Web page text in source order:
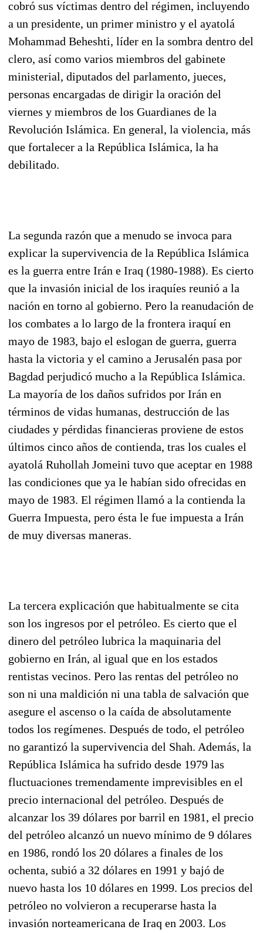
cobró sus víctimas dentro del régimen, incluyendo
a un presidente, un primer ministro y el ayatolá
Mohammad Beheshti, líder en la sombra dentro del
clero, así como varios miembros del gabinete
ministerial, diputados del parlamento, jueces,
personas encargadas de dirigir la oración del
viernes y miembros de los Guardianes de la
Revolución Islámica. En general, la violencia, más
que fortalecer a la República Islámica, la ha
debilitado.
La segunda razón que a menudo se invoca para
explicar la supervivencia de la República Islámica
es la guerra entre Irán e Iraq (1980-1988). Es cierto
que la invasión inicial de los iraquíes reunió a la
nación en torno al gobierno. Pero la reanudación de
los combates a lo largo de la frontera iraquí en
mayo de 1983, bajo el eslogan de guerra, guerra
hasta la victoria y el camino a Jerusalén pasa por
Bagdad perjudicó mucho a la República Islámica.
La mayoría de los daños sufridos por Irán en
términos de vidas humanas, destrucción de las
ciudades y pérdidas financieras proviene de estos
últimos cinco años de contienda, tras los cuales el
ayatolá Ruhollah Jomeini tuvo que aceptar en 1988
las condiciones que ya le habían sido ofrecidas en
mayo de 1983. El régimen llamó a la contienda la
Guerra Impuesta, pero ésta le fue impuesta a Irán
de muy diversas maneras.
La tercera explicación que habitualmente se cita
son los ingresos por el petróleo. Es cierto que el
dinero del petróleo lubrica la maquinaria del
gobierno en Irán, al igual que en los estados
rentistas vecinos. Pero las rentas del petróleo no
son ni una maldición ni una tabla de salvación que
asegure el ascenso o la caída de absolutamente
todos los regímenes. Después de todo, el petróleo
no garantizó la supervivencia del Shah. Además, la
República Islámica ha sufrido desde 1979 las
fluctuaciones tremendamente imprevisibles en el
precio internacional del petróleo. Después de
alcanzar los 39 dólares por barril en 1981, el precio
del petróleo alcanzó un nuevo mínimo de 9 dólares
en 1986, rondó los 20 dólares a finales de los
ochenta, subió a 32 dólares en 1991 y bajó de
nuevo hasta los 10 dólares en 1999. Los precios del
petróleo no volvieron a recuperarse hasta la
invasión norteamericana de Iraq en 2003. Los